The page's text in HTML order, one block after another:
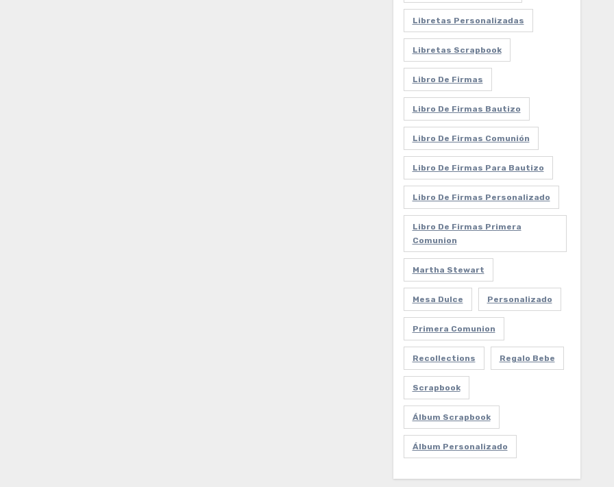
Libretas Personalizadas
Libretas Scrapbook
Libro De Firmas
Libro De Firmas Bautizo
Libro De Firmas Comunión
Libro De Firmas Para Bautizo
Libro De Firmas Personalizado
Libro De Firmas Primera
Comunion
Martha Stewart
Mesa Dulce Personalizado
Primera Comunion
Recollections Regalo Bebe
Scrapbook
Álbum Scrapbook
Álbum Personalizado